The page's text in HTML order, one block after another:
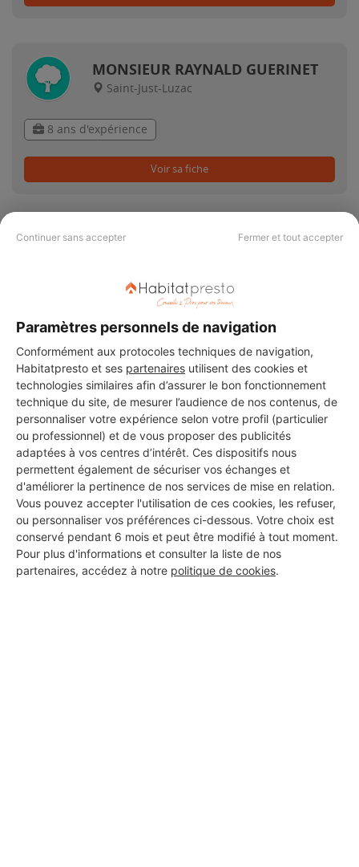
Continuer sans accepter Fermer et tout accepter
Paramètres personnels de navigation
Conformément aux protocoles techniques de navigation,
Habitatpresto et ses partenaires utilisent des cookies et
technologies similaires afin d’assurer le bon fonctionnement
technique du site, de mesurer l’audience de nos contenus, de
personnaliser votre expérience selon votre profil (particulier
ou professionnel) et de vous proposer des publicités
adaptées à vos centres d’intérêt. Ces dispositifs nous
permettent également de sécuriser vos échanges et
d'améliorer la pertinence de nos services de mise en relation.
Vous pouvez accepter l'utilisation de ces cookies, les refuser,
ou personnaliser vos préférences ci-dessous. Votre choix est
conservé pendant 6 mois et peut être modifié à tout moment.
Pour plus d'informations et consulter la liste de nos
partenaires, accédez à notre politique de cookies.
MONSIEUR RAYNALD GUERINET
Saint-Just-Luzac
8 ans d'expérience
Voir sa fiche
PAS LE TEMPS DE
CHERCHER ?
Vous souhaitez réaliser des travaux et ne savez quel professionnel
choisir ? Demandez des devis travauxauprès de notre réseau de 5 000
professionnels partout en France.
DEMANDER UN DEVIS